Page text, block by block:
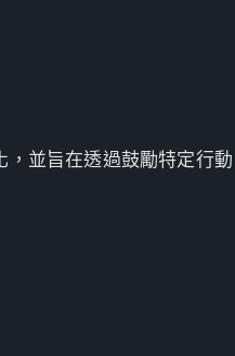
並旨在透過鼓勵特定行